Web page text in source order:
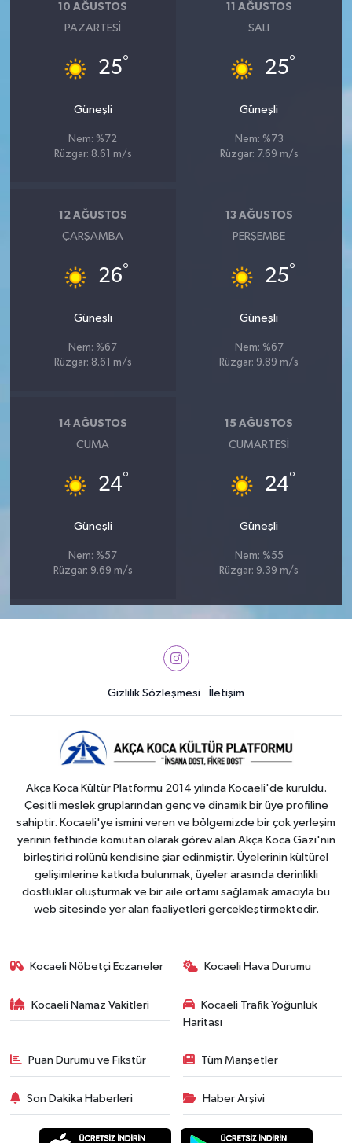
10 AĞUSTOS
PAZARTESI
25°
Güneşli
Nem: %72
Rüzgar: 8.61 m/s
11 AĞUSTOS
SALI
25°
Güneşli
Nem: %73
Rüzgar: 7.69 m/s
12 AĞUSTOS
ÇARŞAMBA
26°
Güneşli
Nem: %67
Rüzgar: 8.61 m/s
13 AĞUSTOS
PERŞEMBE
25°
Güneşli
Nem: %67
Rüzgar: 9.89 m/s
14 AĞUSTOS
CUMA
24°
Güneşli
Nem: %57
Rüzgar: 9.69 m/s
15 AĞUSTOS
CUMARTESI
24°
Güneşli
Nem: %55
Rüzgar: 9.39 m/s
Gizlilik Sözleşmesi İletişim
Akça Koca Kültür Platformu 2014 yılında Kocaeli'de kuruldu.
Çeşitli meslek gruplarından genç ve dinamik bir üye profiline
sahiptir. Kocaeli'ye ismini veren ve bölgemizde bir çok yerleşim
yerinin fethinde komutan olarak görev alan Akça Koca Gazi'nin
birleştirici rolünü kendisine şiar edinmiştir. Üyelerinin kültürel
gelişimlerine katkıda bulunmak, üyeler arasında derinlikli
dostluklar oluşturmak ve bir aile ortamı sağlamak amacıyla bu
web sitesinde yer alan faaliyetleri gerçekleştirmektedir.
Kocaeli Nöbetçi Eczaneler Kocaeli Hava Durumu
Kocaeli Namaz Vakitleri
Kocaeli Trafik Yoğunluk
Haritası
Puan Durumu ve Fikstür Tüm Manşetler
Son Dakika Haberleri Haber Arşivi